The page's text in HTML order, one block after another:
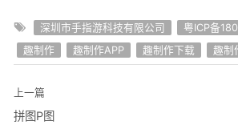
深圳市手指游科技有限公司
粤ICP备
趣制作
趣制作APP 趣制作下载 趣制
上一篇
拼图P图